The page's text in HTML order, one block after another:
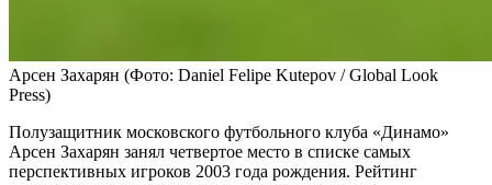
Арсен Захарян (Фото: Daniel Felipe Kutepov / Global Look
Press)
Полузащитник московского футбольного клуба «Динамо»
Арсен Захарян занял четвертое место в списке самых
перспективных игроков 2003 года рождения. Рейтинг